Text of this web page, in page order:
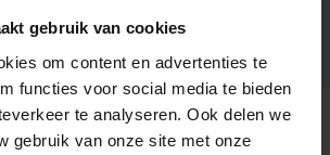
gebruik van cookies
om content en advertenties te
functies voor social media te bieden
te analyseren. Ook delen we
gebruik van onze site met onze